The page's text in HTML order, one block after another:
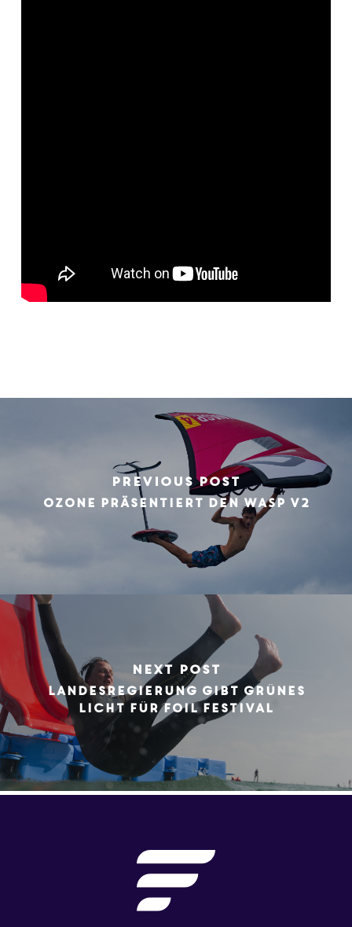
Previous Post
OZONE präsentiert den WASP V2
Next Post
Landesregierung gibt grünes
Licht für Foil Festival